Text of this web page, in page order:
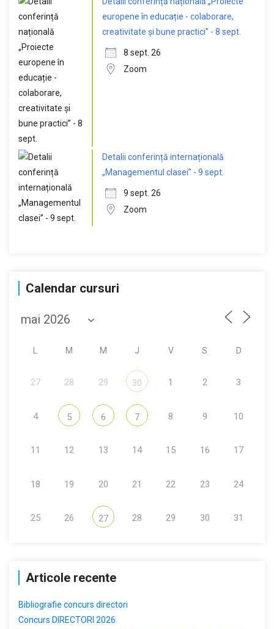
europene în educație - colaborare,
creativitate și bune practici” - 8 sept.
8 sept. 26
Zoom
Detalii conferință internațională
„Managementul clasei” - 9 sept.
9 sept. 26
Zoom
Calendar cursuri
L M M J V S D
27 28 29 30 1 2 3
4 5 6 7 8 9 10
11 12 13 14 15 16 17
18 19 20 21 22 23 24
25 26 27 28 29 30 31
Articole recente
Bibliografie concurs directori
Concurs DIRECTORI 2026